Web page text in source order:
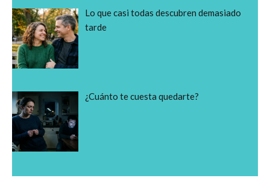
Lo que casi todas descubren demasiado
tarde
¿Cuánto te cuesta quedarte?